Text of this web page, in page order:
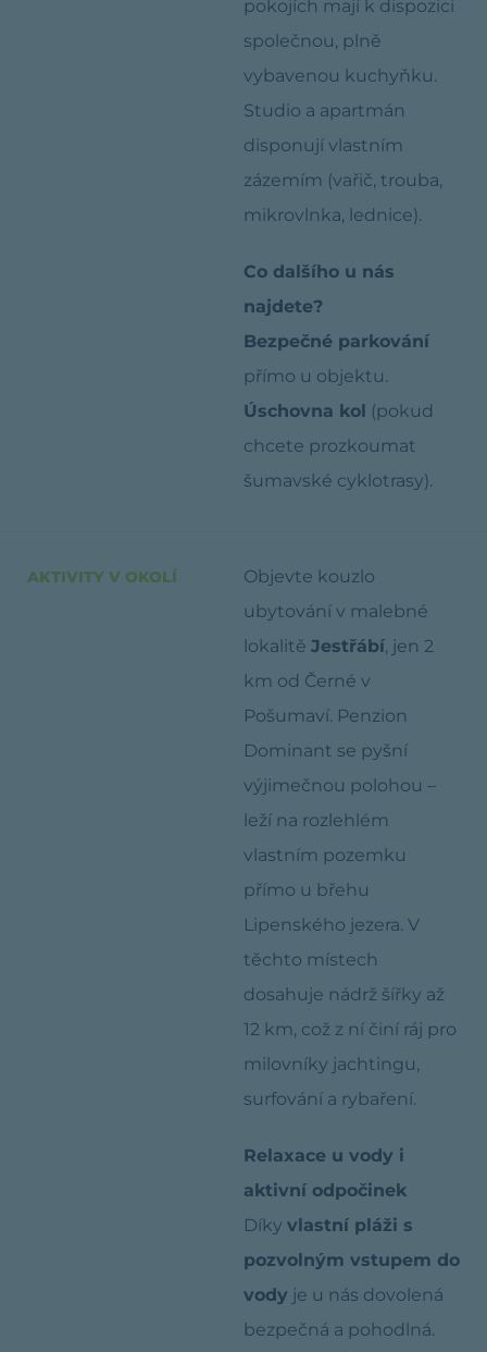
pokojích mají k dispozici
společnou, plně
vybavenou kuchyňku.
Studio a apartmán
disponují vlastním
zázemím (vařič, trouba,
mikrovlnka, lednice).
Co dalšího u nás
najdete?
Bezpečné parkování
přímo u objektu.
Úschovna kol (pokud
chcete prozkoumat
šumavské cyklotrasy).
AKTIVITY V OKOLÍ
Objevte kouzlo
ubytování v malebné
lokalitě Jestřábí, jen 2
km od Černé v
Pošumaví. Penzion
Dominant se pyšní
výjimečnou polohou –
leží na rozlehlém
vlastním pozemku
přímo u břehu
Lipenského jezera. V
těchto místech
dosahuje nádrž šířky až
12 km, což z ní činí ráj pro
milovníky jachtingu,
surfování a rybaření.
Relaxace u vody i
aktivní odpočinek
Díky vlastní pláži s
pozvolným vstupem do
vody je u nás dovolená
bezpečná a pohodlná.